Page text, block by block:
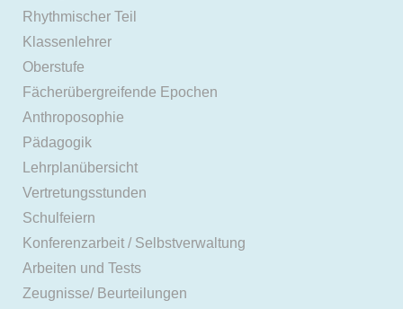
Rhythmischer Teil
Klassenlehrer
Oberstufe
Fächerübergreifende Epochen
Anthroposophie
Pädagogik
Lehrplanübersicht
Vertretungsstunden
Schulfeiern
Konferenzarbeit / Selbstverwaltung
Arbeiten und Tests
Zeugnisse/ Beurteilungen